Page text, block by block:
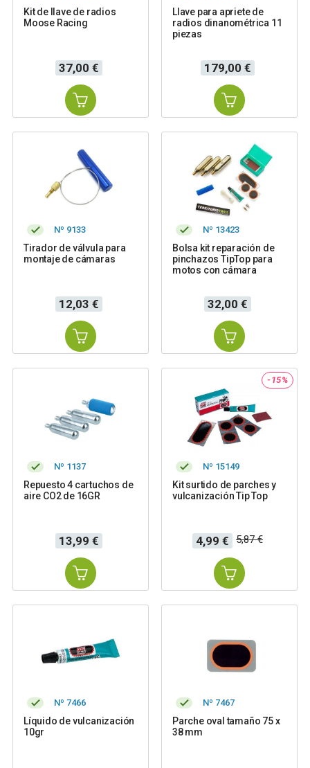
Kit de llave de radios
Moose Racing
Precio
37,00 €
Llave para apriete de
radios dinanométrica 11
piezas
Precio
179,00 €
Nº 9133
Tirador de válvula para
montaje de cámaras
Precio
12,03 €
Nº 13423
Bolsa kit reparación de
pinchazos TipTop para
motos con cámara
Precio
32,00 €
Nº 1137
Repuesto 4 cartuchos de
aire CO2 de 16GR
Precio
13,99 €
-15%
Nº 15149
Kit surtido de parches y
vulcanización Tip Top
Precio
4,99 €
Precio
base
5,87 €
Nº 7466
Líquido de vulcanización
10gr
Nº 7467
Parche oval tamaño 75 x
38 mm